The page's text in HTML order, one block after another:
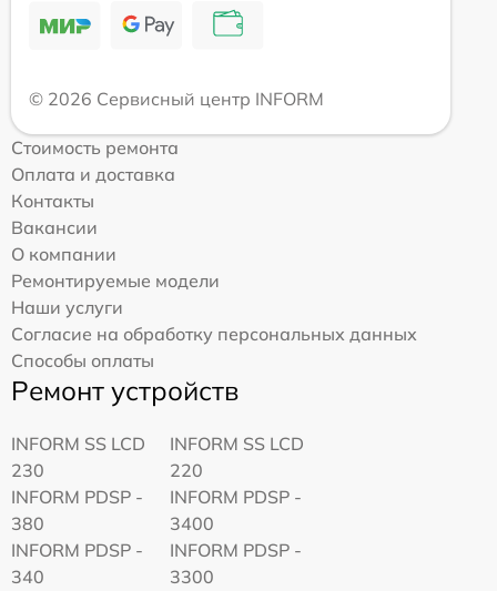
© 2026 Сервисный центр INFORM
Стоимость ремонта
Оплата и доставка
Контакты
Вакансии
О компании
Ремонтируемые модели
Наши услуги
Согласие на обработку персональных данных
Способы оплаты
Ремонт устройств
INFORM SS LCD
230
INFORM SS LCD
220
INFORM PDSP -
380
INFORM PDSP -
3400
INFORM PDSP -
340
INFORM PDSP -
3300